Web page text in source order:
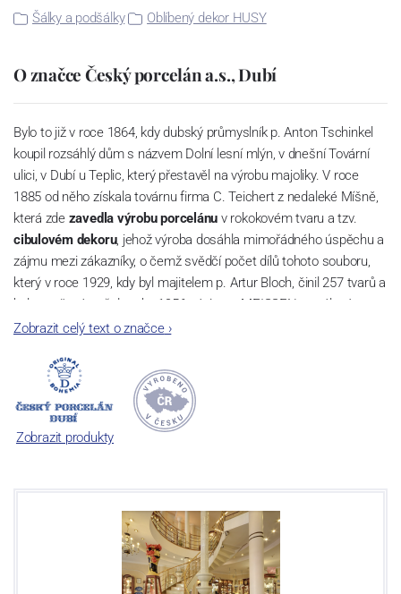
Šálky a podšálky
Oblíbený dekor HUSY
O značce Český porcelán a.s., Dubí
Bylo to již v roce 1864, kdy dubský průmyslník p. Anton Tschinkel
koupil rozsáhlý dům s názvem Dolní lesní mlýn, v dnešní Tovární
ulici, v Dubí u Teplic, který přestavěl na výrobu majoliky. V roce
1885 od něho získala továrnu firma C. Teichert z nedaleké Míšně,
která zdezavedla výrobu porcelánu v rokokovém tvaru a tzv.
cibulovém dekoru, jehož výroba dosáhla mimořádného úspěchu a
zájmu mezi zákazníky, o čemž svědčí počet dílů tohoto souboru,
který v roce 1929, kdy byl majitelem p. Artur Bloch, činil 257 tvarů a
byl označován až do roku 1956 nápisem MEISSEN v oválovém
rámečku.
Dnes, kdy čtete tento úvod, nese firma název
počet jeho dílů v cibulovém provedení je 850 tvarů. Tyto výrobky
jsou garantovány Asociací sklářského a keramického průmyslu
České republiky jako „
Český výrobek
Zobrazit celý text o značce›
Zobrazit produkty